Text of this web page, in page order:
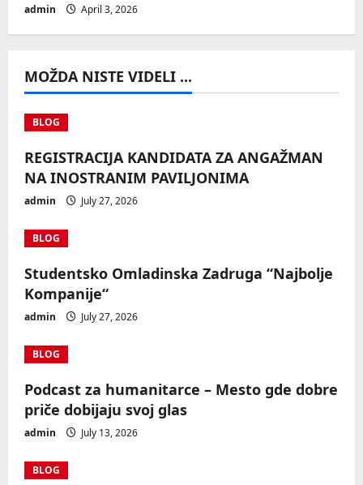
admin April 3, 2026
MOŽDA NISTE VIDELI ...
BLOG
REGISTRACIJA KANDIDATA ZA ANGAŽMAN
NA INOSTRANIM PAVILJONIMA
admin July 27, 2026
BLOG
Studentsko Omladinska Zadruga “Najbolje
Kompanije“
admin July 27, 2026
BLOG
Podcast za humanitarce – Mesto gde dobre
priče dobijaju svoj glas
admin July 13, 2026
BLOG